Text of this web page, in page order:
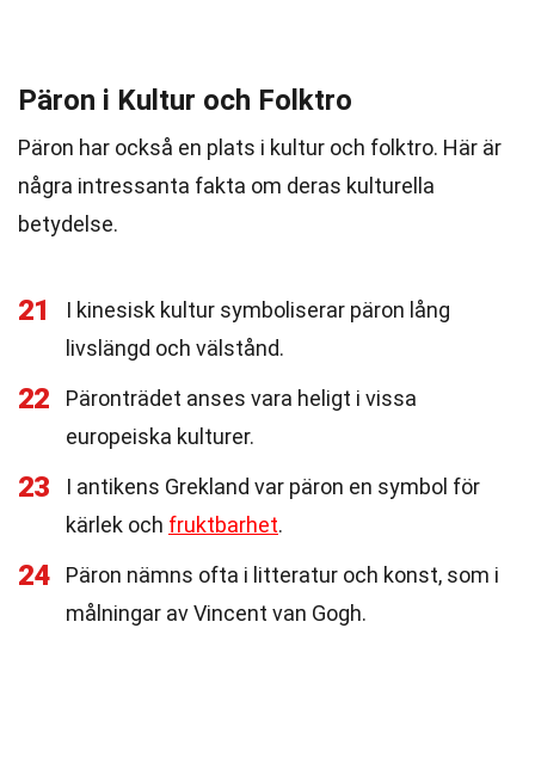
Päron i Kultur och Folktro
Päron har också en plats i kultur och folktro. Här är
några intressanta fakta om deras kulturella
betydelse.
21
I kinesisk kultur symboliserar päron lång
livslängd och välstånd.
22
Päronträdet anses vara heligt i vissa
europeiska kulturer.
23
I antikens Grekland var päron en symbol för
kärlek och fruktbarhet.
24
Päron nämns ofta i litteratur och konst, som i
målningar av Vincent van Gogh.